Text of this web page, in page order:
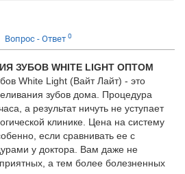
Вопрос - Ответ 0
ЗУБОВ WHITE LIGHT ОПТОМ
White Light (Вайт Лайт) - это
зубов дома. Процедура
а результат ничуть не уступает
клинике. Цена на систему
если сравнивать ее с
у доктора. Вам даже не
а тем более болезненных